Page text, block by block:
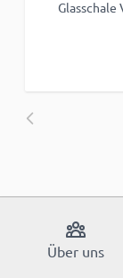
Glasschale
Über uns